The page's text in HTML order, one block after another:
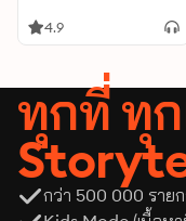
4.9
ทุกที่ ทุก
กว่า 500 000 ราย